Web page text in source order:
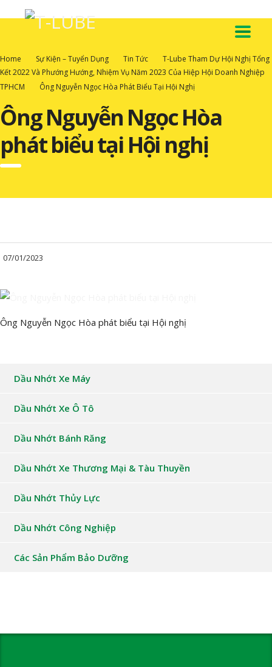
Home Sự Kiện – Tuyển Dụng Tin Tức
T-Lube Tham Dự Hội Nghị Tổng
Kết 2022 Và Phướng Hướng, Nhiệm Vụ Năm 2023 Của Hiệp Hội Doanh Nghiệp
TPHCM
Ông Nguyễn Ngọc Hòa Phát Biểu Tại Hội Nghị
Ông Nguyễn Ngọc Hòa
phát biểu tại Hội nghị
07/01/2023
Ông Nguyễn Ngọc Hòa phát biểu tại Hội nghị
Dầu Nhớt Xe Máy
Dầu Nhớt Xe Ô Tô
Dầu Nhớt Bánh Răng
Dầu Nhớt Xe Thương Mại & Tàu Thuyền
Dầu Nhớt Thủy Lực
Dầu Nhớt Công Nghiệp
Các Sản Phẩm Bảo Dưỡng